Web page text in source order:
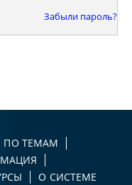
Забыли пароль?
ПО ТЕМАМ
О СИСТЕМЕ